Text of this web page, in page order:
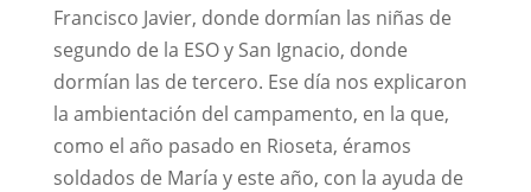
Francisco Javier, donde dormían las niñas de
segundo de la ESO y San Ignacio, donde
dormían las de tercero. Ese día nos explicaron
la ambientación del campamento, en la que,
como el año pasado en Rioseta, éramos
soldados de María y este año, con la ayuda de